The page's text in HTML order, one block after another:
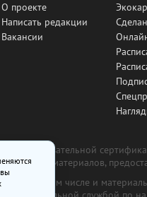
О проекте
Написать редакции
Вакансии
обязательной
на основе материалов,
в том числе и